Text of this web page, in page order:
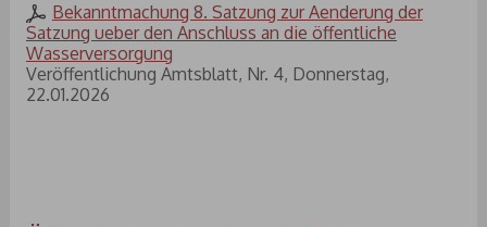
Bekanntmachung 8. Satzung zur Aenderung der
Satzung ueber den Anschluss an die öffentliche
Wasserversorgung
Veröffentlichung Amtsblatt, Nr. 4, Donnerstag,
22.01.2026